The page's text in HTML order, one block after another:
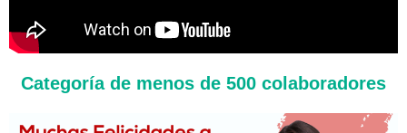
Categoría de menos de 500 colaboradores